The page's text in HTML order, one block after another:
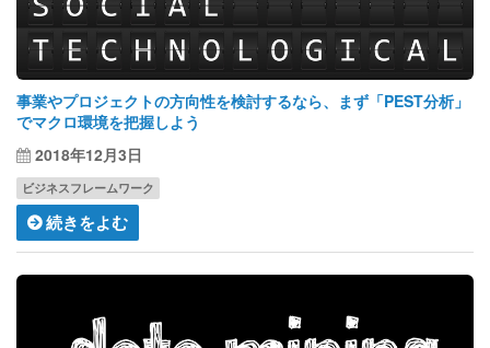
事業やプロジェクトの方向性を検討するなら、まず「PEST分析」
でマクロ環境を把握しよう
2018年12月3日
ビジネスフレームワーク
続きをよむ